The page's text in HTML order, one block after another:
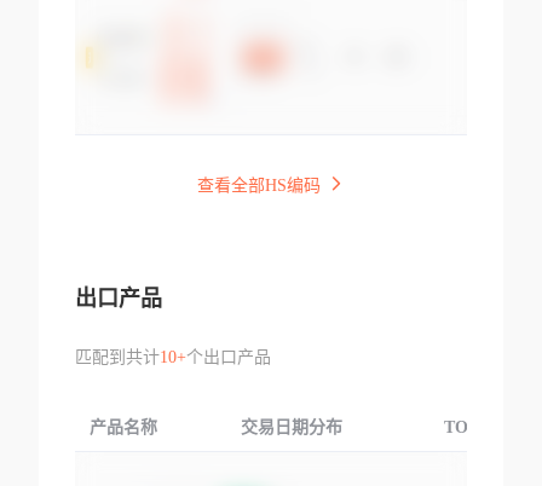
查看全部HS编码
出口产品
匹配到共计10+个出口产品
产品名称 交易日期分布 TOP3交易国